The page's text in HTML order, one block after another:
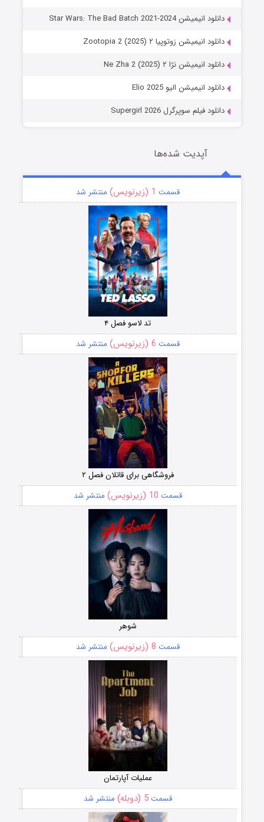
دانلود انیمیشن Star Wars: The Bad Batch 2021-2024
دانلود انیمیشن زوتوپیا ۲ Zootopia 2 (2025)
دانلود انیمیشن نژا ۲ Ne Zha 2 (2025)
دانلود انیمیشن الیو Elio 2025
دانلود فیلم سوپرگرل Supergirl 2026
آپدیت شده‌ها
قسمت 1 (زیرنویس) منتشر شد
تد لاسو فصل ۴
قسمت 6 (زیرنویس) منتشر شد
فروشگاهی برای قاتلان فصل ۲
قسمت 10 (زیرنویس) منتشر شد
شوهر
قسمت 8 (زیرنویس) منتشر شد
عملیات آپارتمان
قسمت5 (دوبله) منتشر شد